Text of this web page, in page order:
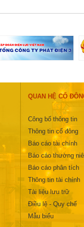
QUAN HỆ CỔ
Công bố thông tin
Thông tin cổ đông
Báo cáo tài chính
Báo cáo thường
Báo cáo phân tích
Thông tin tài chính
Tài liệu lưu trữ
Điều lệ - Quy chế
Mẫu biểu